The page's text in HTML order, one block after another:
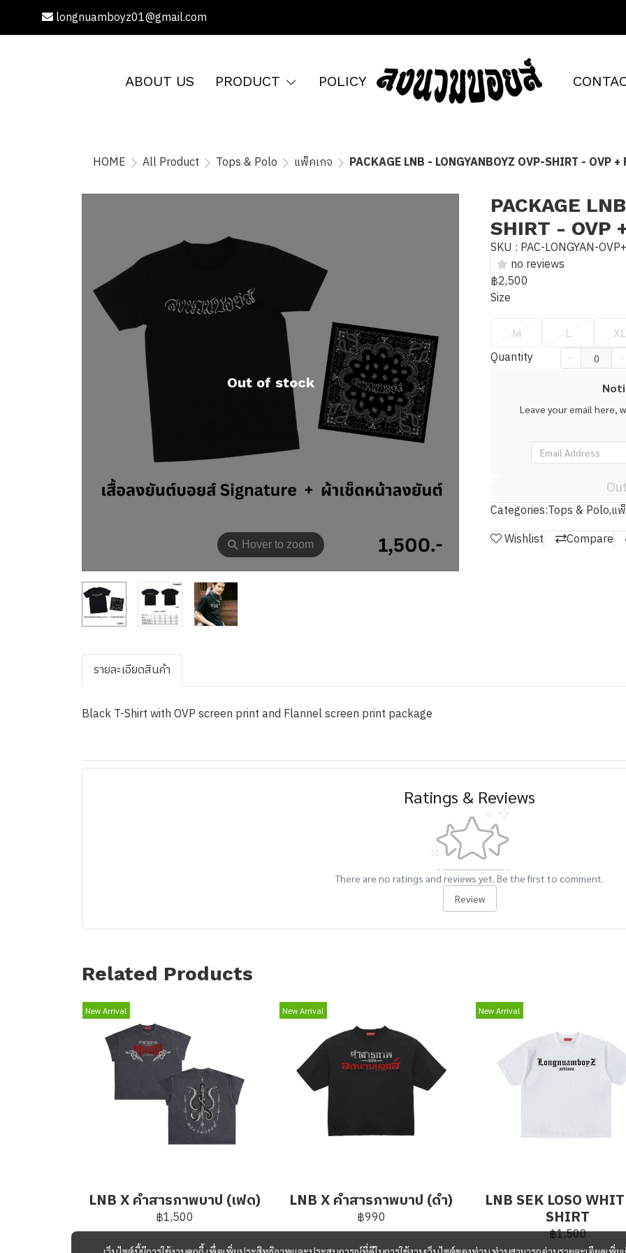
longnuamboyz01@gmail.com
ABOUT US PRODUCT POLICY
HOME All Product Tops & Polo แพ็คเกจ PACKAGE LNB - LONGYANBOYZ OVP-SHIRT - OVP
⚲ Hover to zoom
Out of stock
PACKAGE
SHIRT - OVP
SKU : PAC-LONGYAN-
no reviews
฿2,500
Size
M L XL
Quantity
Leave your email here,
Categories:Tops & Polo,แ
Wishlist
Compare
รายละเอียดสินค้า
Black T-Shirt with OVP screen print and Flannel screen print package
Ratings & Reviews
There are no ratings and reviews yet. Be the first to comment.
Review
Related Products
New Arrival
LNB X คำสารภาพบาป (เฟด)
฿1,500
New Arrival
LNB X คำสารภาพบาป (ดำ)
฿990
New Arrival
LNB SEK LOSO
SHIRT
฿1,500